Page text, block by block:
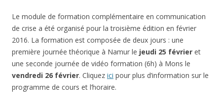
Le module de formation complémentaire en communication
de crise a été organisé pour la troisième édition en février
2016. La formation est composée de deux jours : une
première journée théorique à Namur le jeudi 25 février et
une seconde journée de vidéo formation (6h) à Mons le
vendredi 26 février. Cliquez ici pour plus d’information sur le
programme de cours et l’horaire.